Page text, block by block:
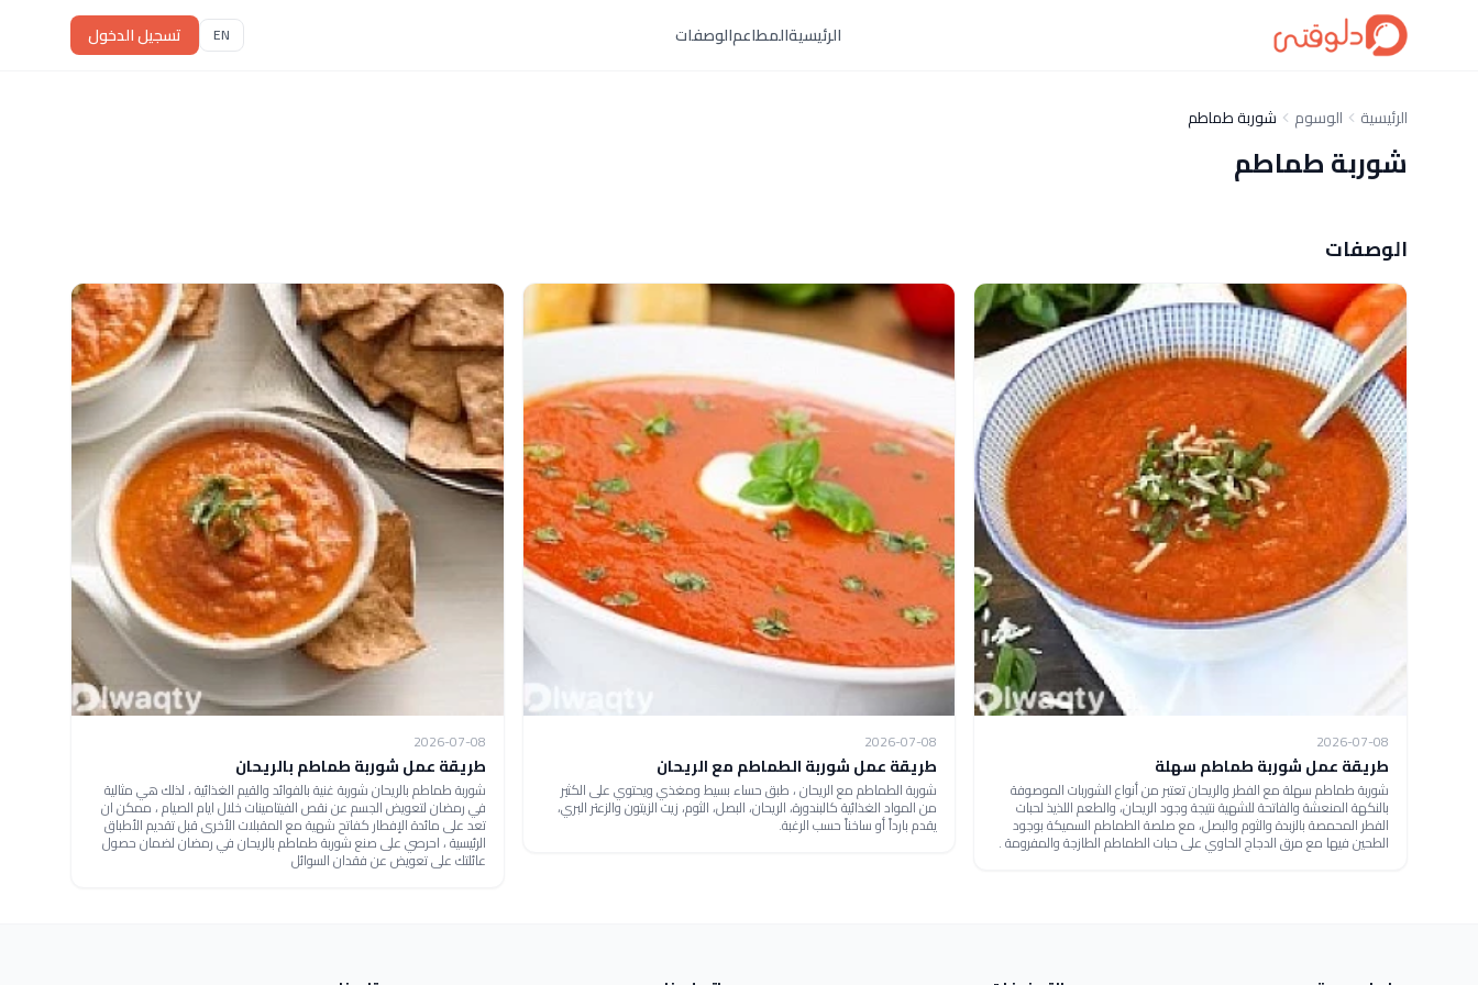
الرئيسيةالمطاعمالوصفات EN تسجيل الدخول
الرئيسية الوسوم شوربة طماطم
شوربة طماطم
الوصفات
2026-07-08
طريقة عمل شوربة طماطم سهلة
شوربة طماطم سهلة مع الفطر والريحان تعتبر من أنواع الشوربات الموصوفة
بالنكهة المنعشة والفاتحة للشهية نتيجة وجود الريحان، والطعم اللذيذ لحبات
الفطر المحمصة بالزبدة والثوم والبصل، مع صلصة الطماطم السميكة بوجود
الطحين فيها مع مرق الدجاج الحاوي على حبات الطماطم الطازجة والمفرومة .
2026-07-08
طريقة عمل شوربة الطماطم مع الريحان
شوربة الطماطم مع الريحان ، طبق حساء بسيط ومغذي ويحتوي على الكثير
من المواد الغذائية كالبندورة، الريحان، البصل، الثوم، زيت الزيتون والزعتر البري،
يقدم بارداً أو ساخناً حسب الرغبة.
2026-07-08
طريقة عمل شوربة طماطم بالريحان
شوربة طماطم بالريحان شوربة غنية بالفوائد والقيم الغذائية ، لذلك هي مثالية
في رمضان لتعويض الجسم عن نقص الفيتامينات خلال ايام الصيام ، ممكن ان
تعد على مائدة الإفطار كفاتح شهية مع المقبلات الأخرى قبل تقديم الأطباق
الرئيسية ، احرصي على صنع شوربة طماطم بالريحان في رمضان لضمان حصول
عائلتك على تعويض عن فقدان السوائل